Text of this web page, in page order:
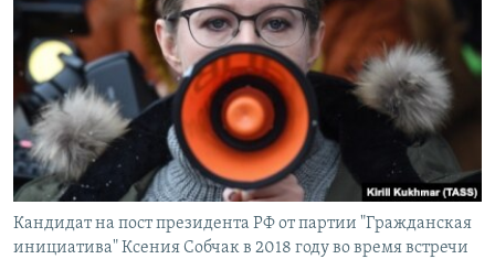
Кандидат на пост президента РФ от партии "Гражданская
инициатива" Ксения Собчак в 2018 году во время встречи